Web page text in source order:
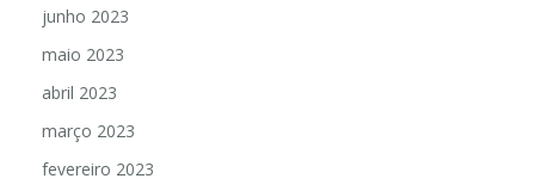
junho 2023
maio 2023
abril 2023
março 2023
fevereiro 2023